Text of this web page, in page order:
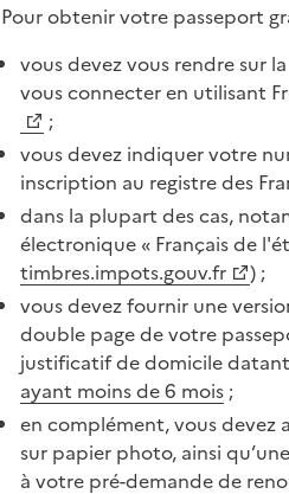
Pour obtenir votre passeport
vous devez vous rendre sur
vous connecter en utilisant
;
vous devez indiquer votre
inscription au registre des
dans la plupart des cas,
électronique « Français de
timbres.impots.gouv.fr
) ;
vous devez fournir une
double page de votre
justificatif de domicile
ayant moins de 6 mois ;
en complément, vous
sur papier photo, ainsi
à votre pré-demande de